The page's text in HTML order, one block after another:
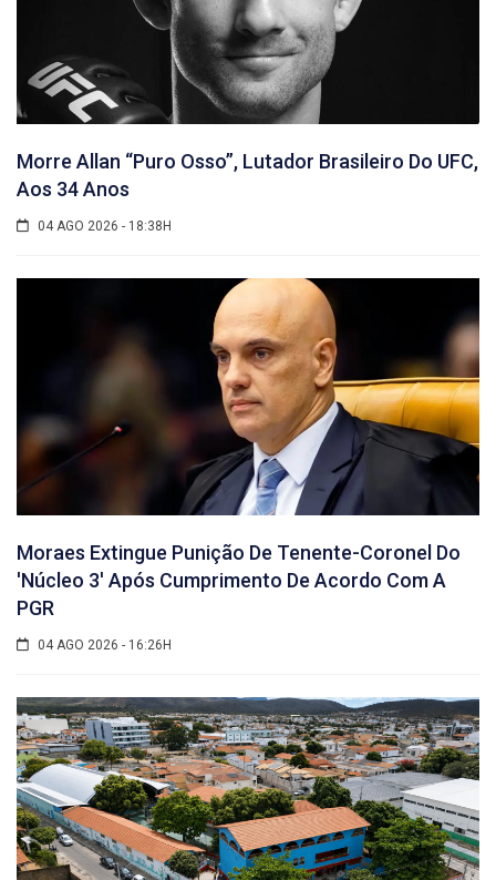
Morre Allan “Puro Osso”, Lutador Brasileiro Do UFC,
Aos 34 Anos
04 AGO 2026 - 18:38H
Moraes Extingue Punição De Tenente-Coronel Do
'núcleo 3' Após Cumprimento De Acordo Com A
PGR
04 AGO 2026 - 16:26H